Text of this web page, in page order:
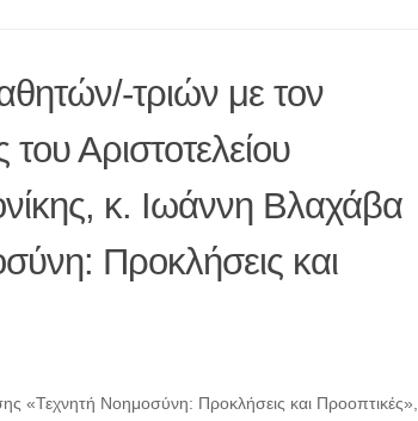
τριών με τον
Αριστοτελείου
κ. Ιωάννη Βλαχάβα
Προκλήσεις και
«Τεχνητή Νοημοσύνη: Προκλήσεις και Προοπτικές»,